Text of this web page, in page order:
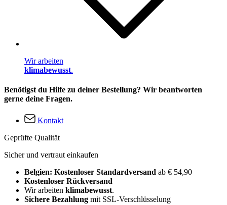
Wir arbeiten
klimabewusst.
Benötigst du Hilfe zu deiner Bestellung? Wir beantworten
gerne deine Fragen.
Kontakt
Geprüfte Qualität
Sicher und vertraut einkaufen
Belgien: Kostenloser Standardversand ab € 54,90
Kostenloser Rückversand
Wir arbeiten klimabewusst.
Sichere Bezahlung mit SSL-Verschlüsselung